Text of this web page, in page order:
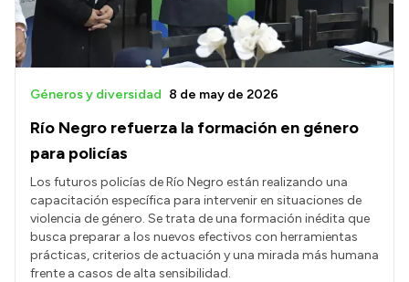
Río Negro refuerza la formación en género
para policías
Géneros y diversidad 8 de may de 2026
Los futuros policías de Río Negro están realizando una
capacitación específica para intervenir en situaciones de
violencia de género. Se trata de una formación inédita que
busca preparar a los nuevos efectivos con herramientas
prácticas, criterios de actuación y una mirada más humana
frente a casos de alta sensibilidad.